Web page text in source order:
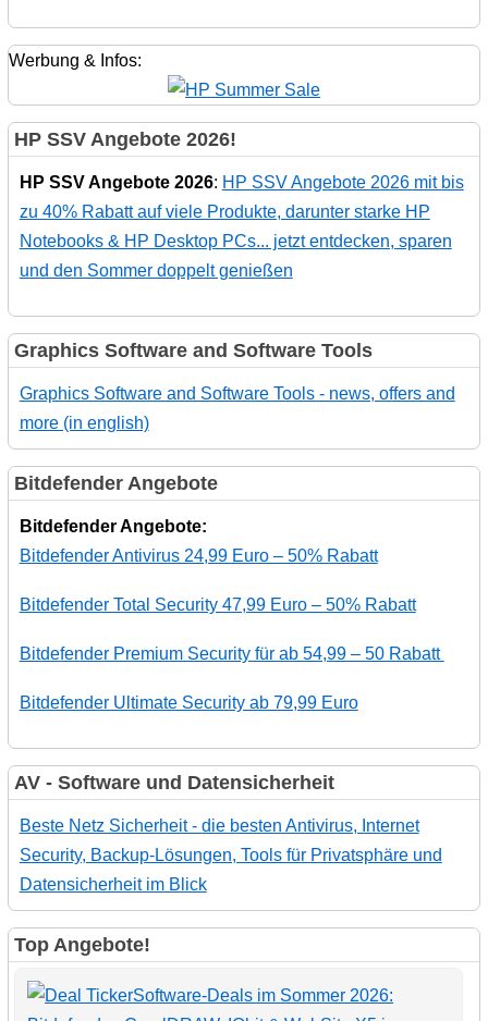
Werbung & Infos:
HP SSV Angebote 2026!
HP SSV Angebote 2026: HP SSV Angebote 2026 mit bis
zu 40% Rabatt auf viele Produkte, darunter starke HP
Notebooks & HP Desktop PCs... jetzt entdecken, sparen
und den Sommer doppelt genießen
Graphics Software and Software Tools
Graphics Software and Software Tools - news, offers and
more (in english)
Bitdefender Angebote
Bitdefender Angebote:
Bitdefender Antivirus 24,99 Euro – 50% Rabatt
Bitdefender Total Security 47,99 Euro – 50% Rabatt
Bitdefender Premium Security für ab 54,99 – 50 Rabatt
Bitdefender Ultimate Security ab 79,99 Euro
AV - Software und Datensicherheit
Beste Netz Sicherheit - die besten Antivirus, Internet
Security, Backup-Lösungen, Tools für Privatsphäre und
Datensicherheit im Blick
Top Angebote!
Software-Deals im Sommer 2026: